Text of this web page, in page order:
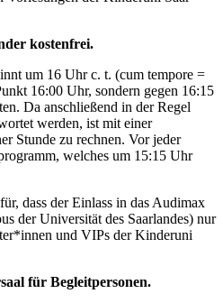
kostenfrei.
um 16 Uhr c. t. (cum tempore =
16:00 Uhr, sondern gegen 16:15
Da anschließend in der Regel
werden, ist mit einer
Stunde zu rechnen. Vor jeder
welches um 15:15 Uhr
dass der Einlass in das Audimax
der Universität des Saarlandes) nur
und VIPs der Kinderuni
für Begleitpersonen.